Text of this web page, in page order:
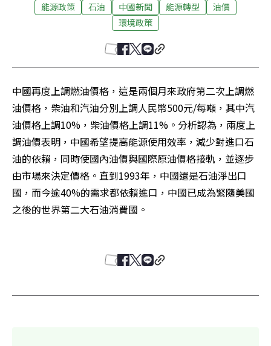
能源政策 石油 中國新聞 能源轉型
油價
環境政策
中國再度上調燃油價格，這是兩個月來政府第二次上調燃
油價格，柴油和汽油分別上調人民幣500元/每噸，其中汽
油價格上調10%，柴油價格上調11%。分析認為，兩度上
調油價表明，中國希望提高能源使用效率，減少對進口石
油的依賴，同時使國內油價與國際原油價格接軌，並逐步
由市場來決定價格。直到1993年，中國還是石油淨出口
國，而今逾40%的需求都依賴進口，中國已成為緊隨美國
之後的世界第二大石油消費國。